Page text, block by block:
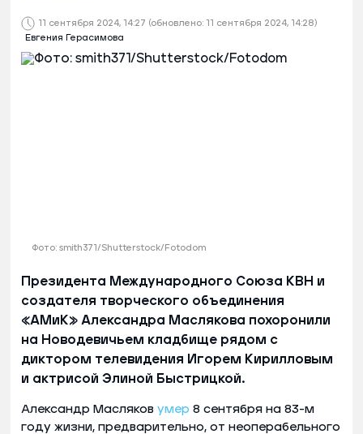
11 сентября 2024, 14:27 (обновлено: 11 сентября 2024, 14:28)
Евгения Герасимова
Фото: smith371/Shutterstock/Fotodom
Президента Международного Союза КВН и
создателя творческого объединения
«АМиК» Александра Маслякова похоронили
на Новодевичьем кладбище рядом с
диктором телевидения Игорем Кирилловым
и актрисой Элиной Быстрицкой.
Александр Масляков умер 8 сентября на 83-м
году жизни, предварительно, от неоперабельного